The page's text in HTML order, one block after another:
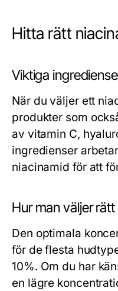
Hitta rätt
Viktiga
När du väljer ett
produkter som
av vitamin C,
ingredienser
niacinamid för att
Hur man väljer
Den optimala
för de flesta
10%. Om du har
en lägre